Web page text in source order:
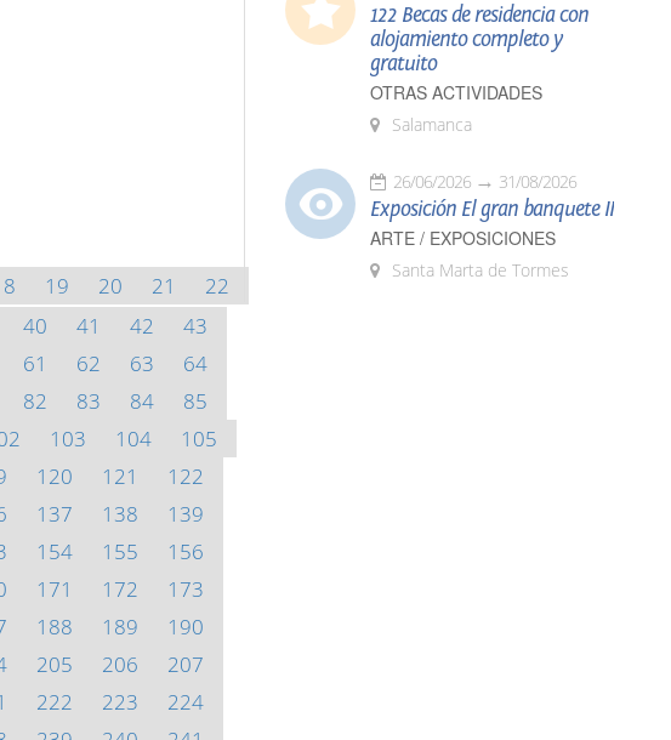
19 20 21
22
40 41 42
43
61 62 63
64
82 83 84
85
103 104
105
120 121
122
137 138
139
154 155
156
171 172
173
188 189
190
205 206
207
222 223
224
122 Becas de residencia con
alojamiento completo y
gratuito
OTRAS ACTIVIDADES
Salamanca
26/06/2026 31/08/2026
Exposición El gran banquete II
ARTE / EXPOSICIONES
Santa Marta de Tormes